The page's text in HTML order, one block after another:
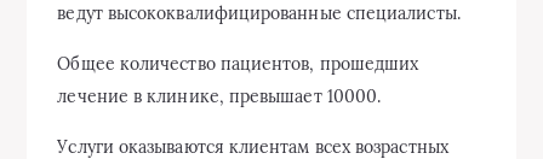
ведут высококвалифицированные специалисты.
Общее количество пациентов, прошедших
лечение в клинике, превышает 10000.
Услуги оказываются клиентам всех возрастных